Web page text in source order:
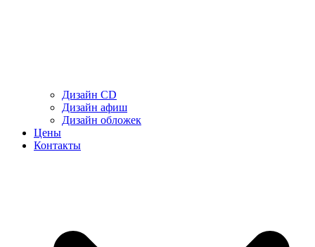
Дизайн CD
Дизайн афиш
Дизайн обложек
Цены
Контакты